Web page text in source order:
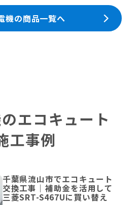
機の商品一覧へ
エコキュート
工事例
千葉県流山市でエコキュート
交換工事｜補助金を活用して
三菱SRT-S467Uに買い替え